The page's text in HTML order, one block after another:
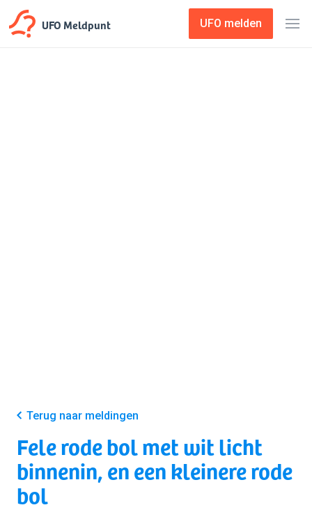
UFO Meldpunt UFO melden
Terug naar meldingen
Fele rode bol met wit licht
binnenin, en een kleinere rode
bol